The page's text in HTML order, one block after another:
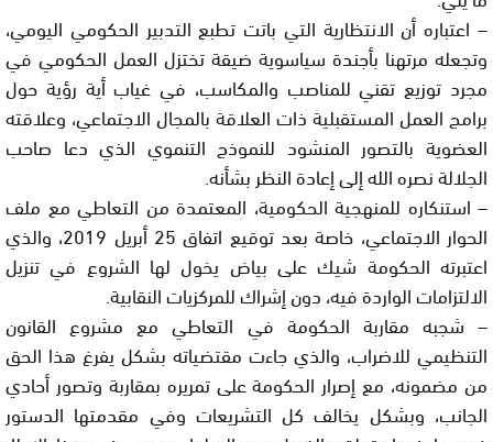
– اعتباره أن الانتظارية التي باتت تطبع التدبير الحكومي اليومي،
وتجعله مرتهنا بأجندة سياسوية ضيقة تختزل العمل الحكومي في
مجرد توزيع تقني للمناصب والمكاسب، في غياب أية رؤية حول
برامج العمل المستقبلية ذات العلاقة بالمجال الاجتماعي، وعلاقته
العضوية بالتصور المنشود للنموذج التنموي الذي دعا صاحب
الجلالة نصره الله إلى إعادة النظر بشأنه.
– استنكاره للمنهجية الحكومية، المعتمدة من التعاطي مع ملف
الحوار الاجتماعي، خاصة بعد توقيع اتفاق 25 أبريل 2019، والذي
اعتبرته الحكومة شيك على بياض يخول لها الشروع في تنزيل
الالتزامات الواردة فيه، دون إشراك للمركزيات النقابية.
– شجبه مقاربة الحكومة في التعاطي مع مشروع القانون
التنظيمي للاضراب، والذي جاءت مقتضياته بشكل يفرغ هذا الحق
من مضمونه، مع إصرار الحكومة على تمريره بمقاربة وتصور أحادي
الجانب، وبشكل يخالف كل التشريعات وفي مقدمتها الدستور